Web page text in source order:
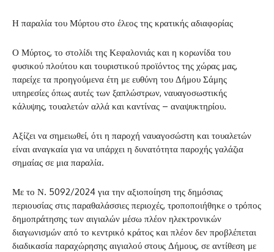
Η παραλία του Μύρτου στο έλεος της κρατικής αδιαφορίας
Ο Μύρτος, το στολίδι της Κεφαλονιάς και η κορωνίδα του
φυσικού πλούτου και τουριστικού προϊόντος της χώρας μας,
παρείχε τα προηγούμενα έτη με ευθύνη του Δήμου Σάμης
υπηρεσίες όπως αυτές των ξαπλώστρων, ναυαγοσωστικής
κάλυψης, τουαλετών αλλά και καντίνας – αναψυκτηρίου.
Αξίζει να σημειωθεί, ότι η παροχή ναυαγοσώστη και τουαλετών
είναι αναγκαία για να υπάρχει η δυνατότητα παροχής γαλάζια
σημαίας σε μια παραλία.
Με το Ν. 5092/2024 για την αξιοποίηση της δημόσιας
περιουσίας στις παραθαλάσσιες περιοχές, τροποποιήθηκε ο τρόπος
δημοπράτησης των αιγιαλών μέσω πλέον ηλεκτρονικών
διαγωνισμών από το κεντρικό κράτος και πλέον δεν προβλέπεται
διαδικασία παραχώρησης αιγιαλού στους Δήμους, σε αντίθεση με